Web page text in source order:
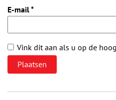
E-mail*
Vink dit aan als u op de